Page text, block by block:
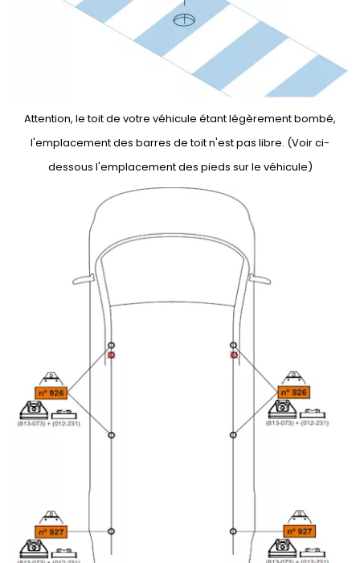
Attention, le toit de votre véhicule étant légèrement bombé,
l'emplacement des barres de toit n'est pas libre. (Voir ci-
dessous l'emplacement des pieds sur le véhicule)